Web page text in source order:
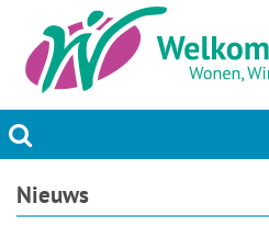
Actueel
Nieuws